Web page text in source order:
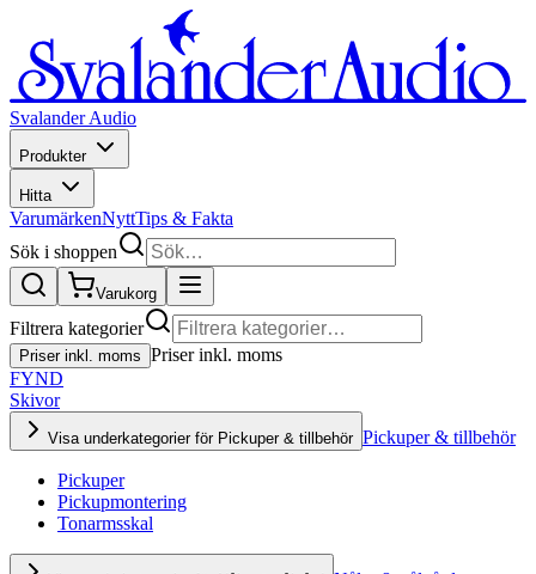
Svalander Audio
Produkter
Hitta
VarumärkenNyttTips & Fakta
Sök i shoppen
Varukorg
Filtrera kategorier
Priser inkl. moms Priser inkl. moms
FYND
Skivor
Visa underkategorier för Pickuper & tillbehör Pickuper & tillbehör
Pickuper
Pickupmontering
Tonarmsskal